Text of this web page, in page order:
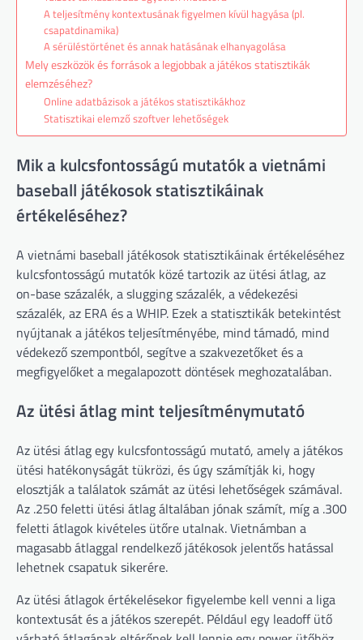
A teljesítmény kontextusának figyelmen kívül hagyása (pl.
csapatdinamika)
A sérüléstörténet és annak hatásának elhanyagolása
Mely eszközök és források a legjobbak a játékos statisztikák
elemzéséhez?
Online adatbázisok a játékos statisztikákhoz
Statisztikai elemző szoftver lehetőségek
Mik a kulcsfontosságú mutatók a vietnámi
baseball játékosok statisztikáinak
értékeléséhez?
A vietnámi baseball játékosok statisztikáinak értékeléséhez
kulcsfontosságú mutatók közé tartozik az ütési átlag, az
on-base százalék, a slugging százalék, a védekezési
százalék, az ERA és a WHIP. Ezek a statisztikák betekintést
nyújtanak a játékos teljesítményébe, mind támadó, mind
védekező szempontból, segítve a szakvezetőket és a
megfigyelőket a megalapozott döntések meghozatalában.
Az ütési átlag mint teljesítménymutató
Az ütési átlag egy kulcsfontosságú mutató, amely a játékos
ütési hatékonyságát tükrözi, és úgy számítják ki, hogy
elosztják a találatok számát az ütési lehetőségek számával.
Az .250 feletti ütési átlag általában jónak számít, míg a .300
feletti átlagok kivételes ütőre utalnak. Vietnámban a
magasabb átlaggal rendelkező játékosok jelentős hatással
lehetnek csapatuk sikerére.
Az ütési átlagok értékelésekor figyelembe kell venni a liga
kontextusát és a játékos szerepét. Például egy leadoff ütő